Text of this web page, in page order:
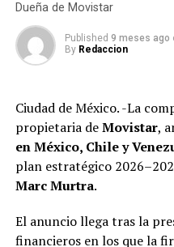
La compra de diez
general del sindicato y
hermanos, evidencian no
de una evasión
Dueña de Movistar
Published 9 meses ago
By Redaccion
Ciudad de México. -La
propietaria deMovistar,
en México, Chile y
plan estratégico
Marc Murtra.
El anuncio llega tras la
financieros en los que la